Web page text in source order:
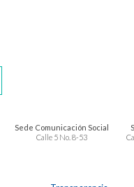
Sede Comunicación Social
Calle 5 No. 8-53